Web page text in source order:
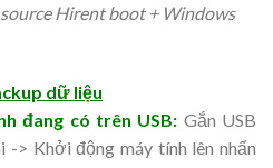
Hirent boot + Windows
dữ liệu
đang có trên USB: Gắn USB
-> Khởi động máy tính lên nhấn